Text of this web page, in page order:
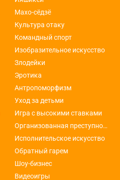
Махо-сёдзё
Культура отаку
Командный спорт
Изобразительное искусство
Злодейки
Эротика
Антропоморфизм
Уход за детьми
Игра с высокими ставками
Организованная преступность
Исполнительское искусство
Обратный гарем
Шоу-бизнес
Видеоигры